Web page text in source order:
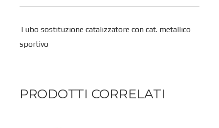
Tubo sostituzione catalizzatore con cat. metallico
sportivo
PRODOTTI CORRELATI